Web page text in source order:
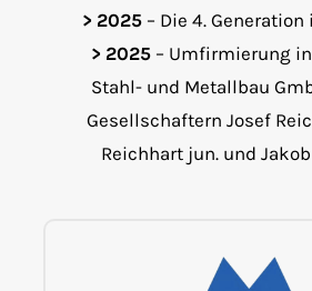
> 2025– Die 4.
> 2025 – Umfirmierung
Stahl- und Metallbau
Gesellschaftern Josef
Reichhart jun. und